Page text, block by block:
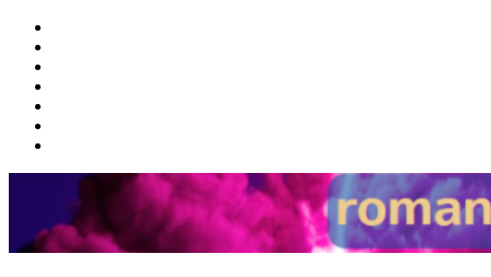
Skip
content